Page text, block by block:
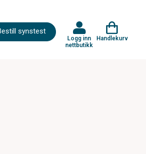
synstest
Logg inn
nettbutikk
Handlekurv